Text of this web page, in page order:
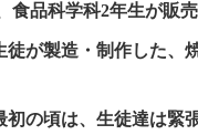
品科学科2年生が販売
が製造・制作した、
の頃は、生徒達は緊